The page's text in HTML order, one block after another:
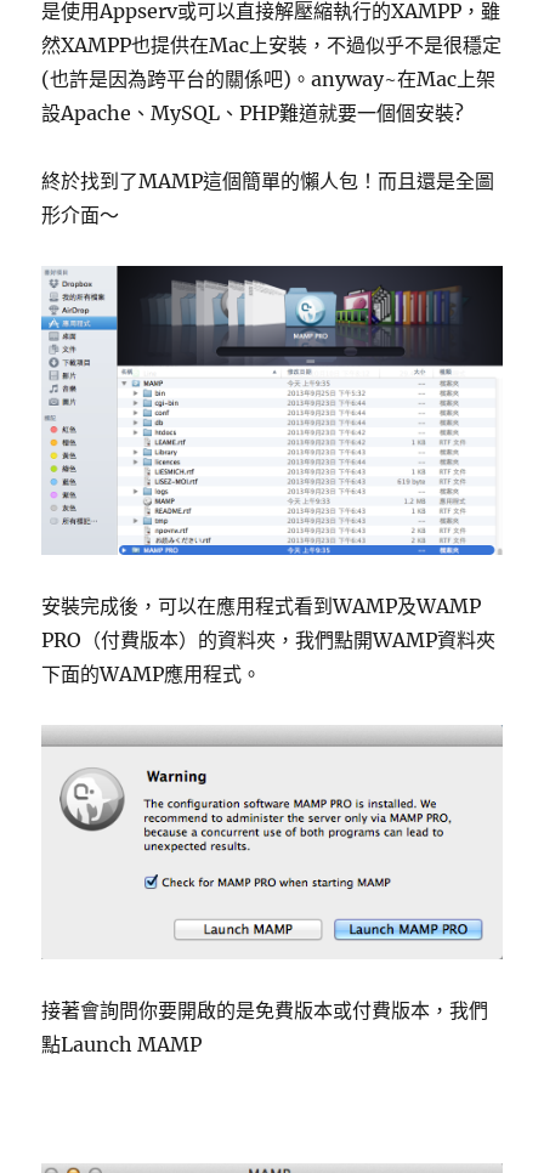
是使用Appserv或可以直接解壓縮執行的XAMPP，雖
然XAMPP也提供在Mac上安裝，不過似乎不是很穩定
(也許是因為跨平台的關係吧)。anyway~在Mac上架
設Apache、MySQL、PHP難道就要一個個安裝?
終於找到了MAMP這個簡單的懶人包！而且還是全圖
形介面～
安裝完成後，可以在應用程式看到WAMP及WAMP
PRO（付費版本）的資料夾，我們點開WAMP資料夾
下面的WAMP應用程式。
接著會詢問你要開啟的是免費版本或付費版本，我們
點Launch MAMP